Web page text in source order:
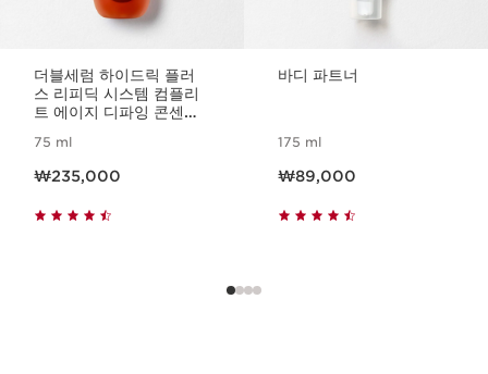
더블세럼 하이드릭 플러
스 리피딕 시스템 컴플리
트 에이지 디파잉 콘센트
75 ml
₩235,000
바디 파트너
175 ml
₩89,000